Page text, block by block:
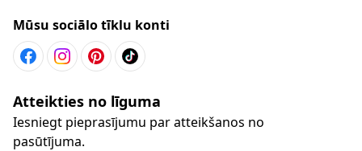
Mūsu sociālo tīklu konti
Atteikties no līguma
Iesniegt pieprasījumu par atteikšanos no
pasūtījuma.